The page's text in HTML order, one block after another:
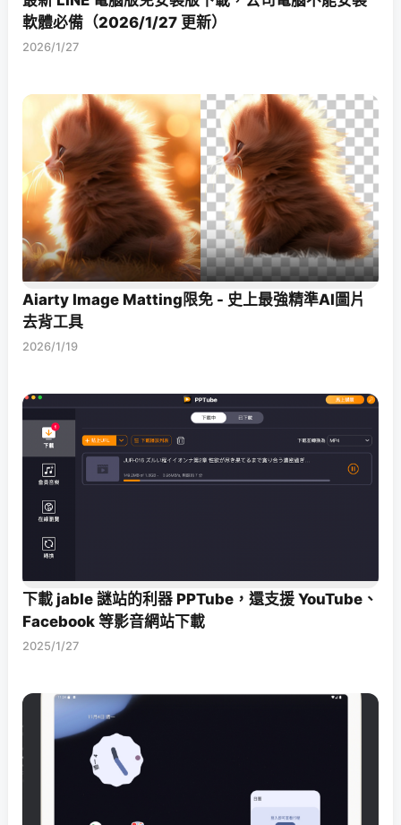
軟體必備（2026/1/27 更新）
2026/1/27
Aiarty Image Matting限免 - 史上最強精準AI圖片
去背工具
2026/1/19
下載 jable 謎站的利器 PPTube，還支援 YouTube、
Facebook 等影音網站下載
2025/1/27